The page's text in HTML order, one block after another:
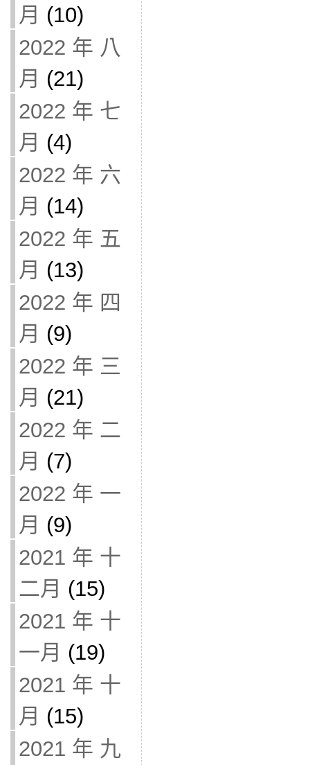
月 (10)
2022 年 八
月 (21)
2022 年 七
月 (4)
2022 年 六
月 (14)
2022 年 五
月 (13)
2022 年 四
月 (9)
2022 年 三
月 (21)
2022 年 二
月 (7)
2022 年 一
月 (9)
2021 年 十
二月 (15)
2021 年 十
一月 (19)
2021 年 十
月 (15)
2021 年 九